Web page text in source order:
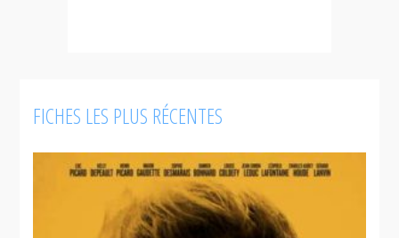
FICHES LES PLUS RÉCENTES